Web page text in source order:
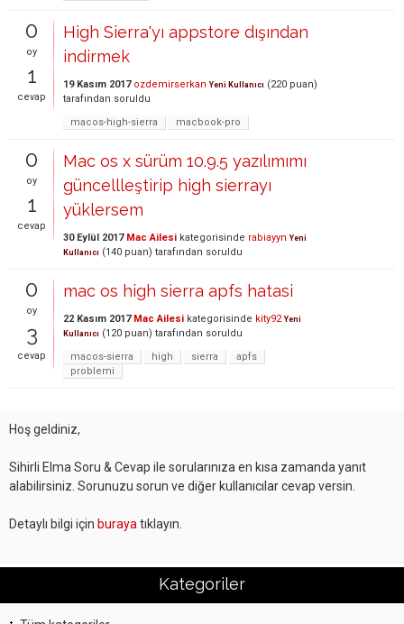
0
oy
1
cevap
High Sierra'yı appstore dışından
indirmek
19 Kasım 2017 ozdemirserkan Yeni Kullanıcı (220 puan)
tarafından soruldu
macos-high-sierra
macbook-pro
0
oy
1
cevap
Mac os x sürüm 10.9.5 yazılımımı
güncellleştirip high sierrayı
yüklersem
30 Eylül 2017 Mac Ailesi kategorisinde rabiayyn Yeni
Kullanıcı (140 puan) tarafından soruldu
0
oy
3
cevap
mac os high sierra apfs hatasi
22 Kasım 2017 Mac Ailesi kategorisinde kity92 Yeni
Kullanıcı (120 puan) tarafından soruldu
macos-sierra
high sierra
apfs
problemi
Hoş geldiniz,
Sihirli Elma Soru & Cevap ile sorularınıza en kısa zamanda yanıt
alabilirsiniz. Sorunuzu sorun ve diğer kullanıcılar cevap versin.
Detaylı bilgi için buraya tıklayın.
Kategoriler